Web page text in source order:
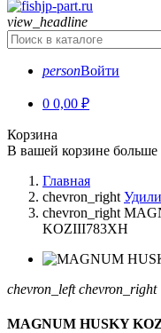
view_headline
personВойти
0 0,00 ₽
Корзина
В вашей корзине больше
Главная
chevron_right
chevron_right
KOZIII783XH
chevron_left chevron_right
MAGNUM HUSKY